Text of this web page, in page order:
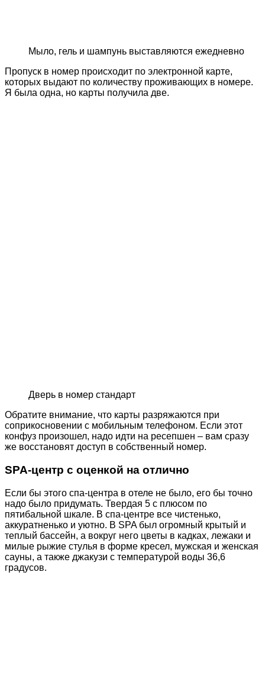
Мыло, гель и шампунь выставляются ежедневно
Пропуск в номер происходит по электронной карте,
которых выдают по количеству проживающих в номере.
Я была одна, но карты получила две.
Дверь в номер стандарт
Обратите внимание, что карты разряжаются при
соприкосновении с мобильным телефоном. Если этот
конфуз произошел, надо идти на ресепшен – вам сразу
же восстановят доступ в собственный номер.
SPA-центр с оценкой на отлично
Если бы этого спа-центра в отеле не было, его бы точно
надо было придумать. Твердая 5 с плюсом по
пятибальной шкале. В спа-центре все чистенько,
аккуратненько и уютно. В SPA был огромный крытый и
теплый бассейн, а вокруг него цветы в кадках, лежаки и
милые рыжие стулья в форме кресел, мужская и женская
сауны, а также джакузи с температурой воды 36,6
градусов.